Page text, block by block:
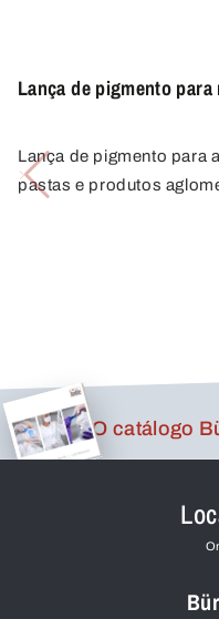
Lança de pigmento
Lança de pigmento para
pastas e produtos
O catálogo